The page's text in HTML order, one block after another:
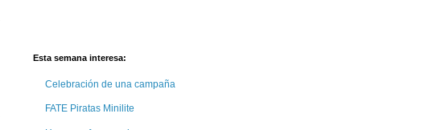
Esta semana interesa:
Celebración de una campaña
FATE Piratas Minilite